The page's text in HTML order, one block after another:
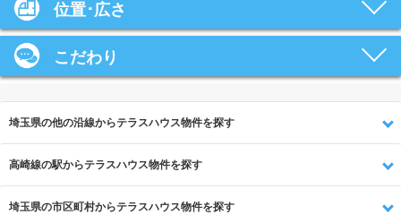
位置･広さ
こだわり
埼玉県の他の沿線からテラスハウス物件を探す
高崎線の駅からテラスハウス物件を探す
埼玉県の市区町村からテラスハウス物件を探す